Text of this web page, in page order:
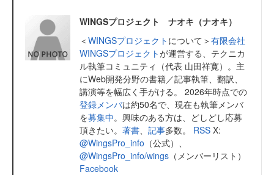
WINGSプロジェクト ナオキ（ナオキ）
＜WINGSプロジェクト について＞有限会社
WINGSプロジェクトが運営する、テクニカ
ル執筆コミュニティ（代表 山田祥寛）。主
にWeb開発分野の書籍／記事執筆、翻訳、
講演等を幅広く手がける。 2026年時点での
登録メンバは約50名で、現在も執筆メンバ
を募集中。興味のある方は、どしどし応募
頂きたい。 著書 記事多数。 RSS X:
@WingsPro_info （公式）、
@WingsPro_info/wings （メンバーリスト）
Facebook